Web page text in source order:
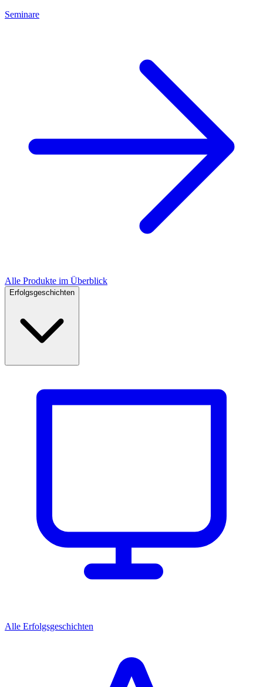
Seminare
Alle Produkte im Überblick
Erfolgsgeschichten
Alle Erfolgsgeschichten